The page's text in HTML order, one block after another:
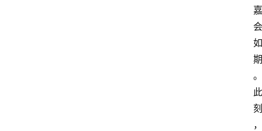
嘉
会
如
期
。
此
刻
，